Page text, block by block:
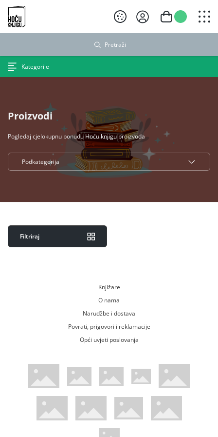
Hoću knjigu crni logo
Pretraži
Kategorije
Proizvodi
Pogledaj cjelokupnu ponudu Hoću knjigu proizvoda
Podkategorija
Filtriraj
Knjižare
O nama
Narudžbe i dostava
Povrati, prigovori i reklamacije
Opći uvjeti poslovanja
WsPay web stranicaMaestro web stranicaMastercard web stranicaAmerican Express web stranica
Visa web stranica
Diners web stranicaTrustwave certificiranoMastercard sigurnosni kod web
Pci Dss certificirano
Verified by Visa web stranica